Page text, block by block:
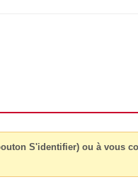
S'identifier) ou à vous